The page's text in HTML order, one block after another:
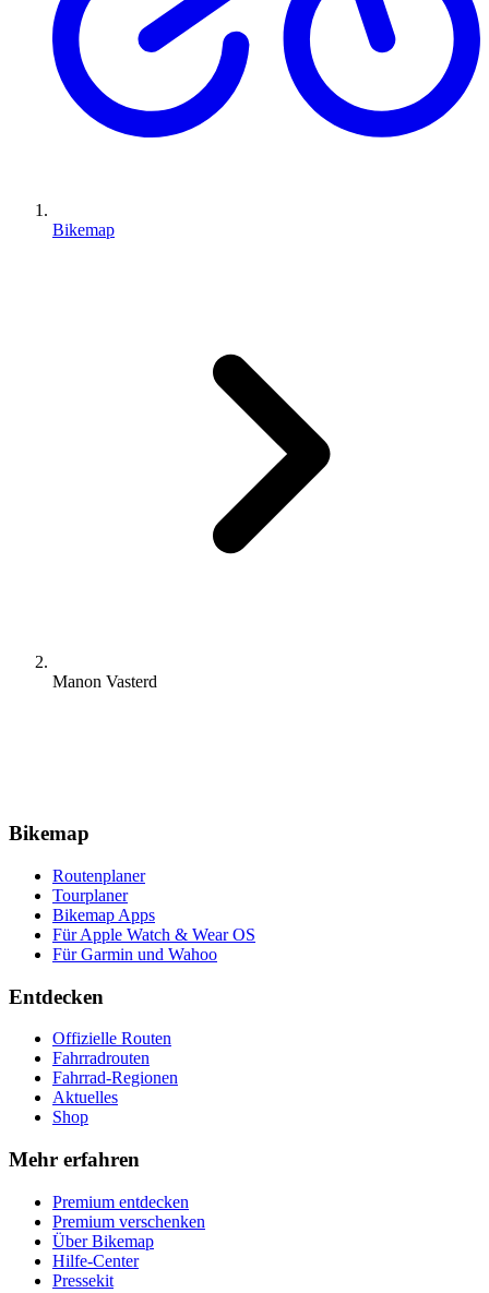
Bikemap
Manon Vasterd
Bikemap
Routenplaner
Tourplaner
Bikemap Apps
Für Apple Watch & Wear OS
Für Garmin und Wahoo
Entdecken
Offizielle Routen
Fahrradrouten
Fahrrad-Regionen
Aktuelles
Shop
Mehr erfahren
Premium entdecken
Premium verschenken
Über Bikemap
Hilfe-Center
Pressekit